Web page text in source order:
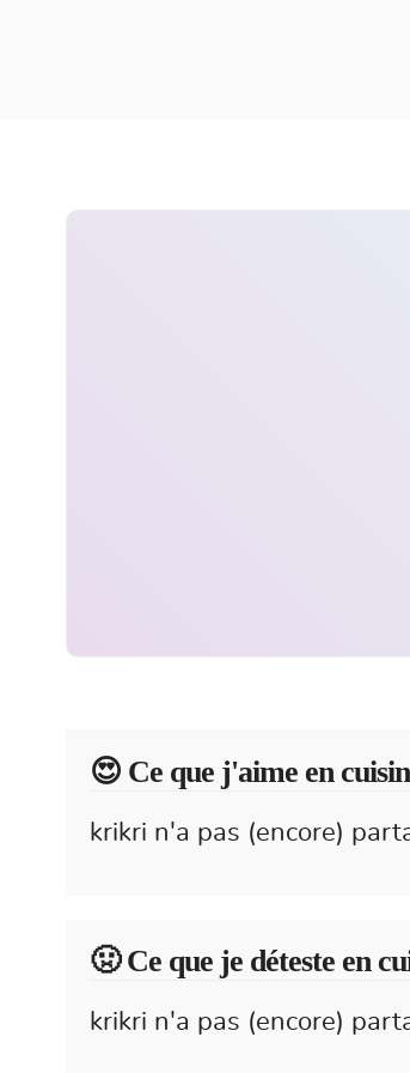
😍️ Ce que j'aime en
krikri n'a pas (encore)
🤢 Ce que je déteste en
krikri n'a pas (encore)